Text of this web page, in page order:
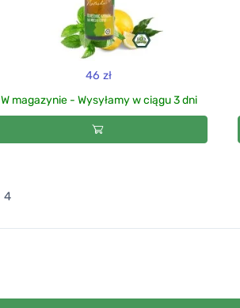
46 zł
W magazynie - Wysyłamy w ciągu 3 dni
4